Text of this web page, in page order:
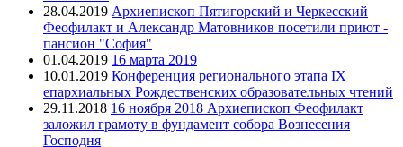
28.04.2019 Архиепископ Пятигорский и Черкесский
Феофилакт и Александр Матовников посетили приют -
пансион "София"
01.04.2019 16 марта 2019
10.01.2019 Конференция регионального этапа IX
епархиальных Рождественских образовательных чтений
29.11.2018 16 ноября 2018 Архиепископ Феофилакт
заложил грамоту в фундамент собора Вознесения
Господня